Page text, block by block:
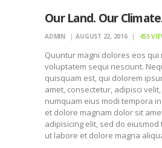
Our Land. Our
ADMIN AUGUST 22, 2016 455
Quuntur magni dolores eos qui
voluptatem sequi nesciunt.
quisquam est, qui dolorem
amet, consectetur, adipisci
numquam eius modi tempora
et dolore magnam dolor sit
adipisicing elit, sed do
ut labore et dolore magna